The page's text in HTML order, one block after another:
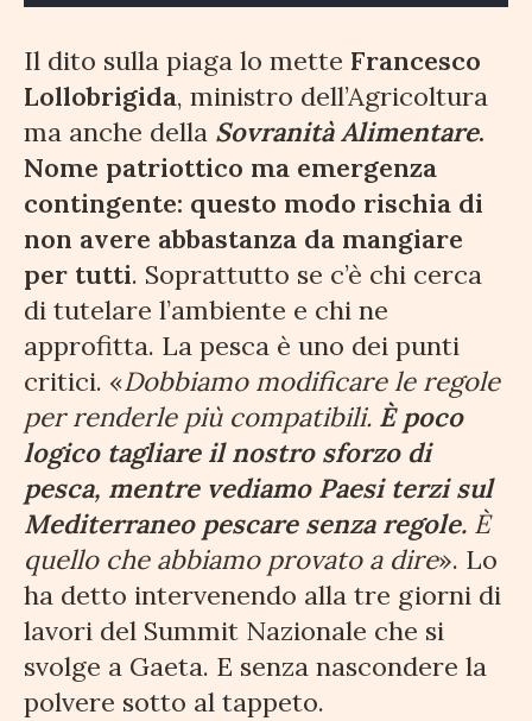
Il dito sulla piaga lo mette Francesco
Lollobrigida, ministro dell’Agricoltura
ma anche della Sovranità Alimentare.
Nome patriottico ma emergenza
contingente: questo modo rischia di
non avere abbastanza da mangiare
per tutti. Soprattutto se c’è chi cerca
di tutelare l’ambiente e chi ne
approfitta. La pesca è uno dei punti
critici. «Dobbiamo modificare le regole
per renderle più compatibili. È poco
logico tagliare il nostro sforzo di
pesca, mentre vediamo Paesi terzi sul
Mediterraneo pescare senza regole. È
quello che abbiamo provato a dire». Lo
ha detto intervenendo alla tre giorni di
lavori del Summit Nazionale che si
svolge a Gaeta. E senza nascondere la
polvere sotto al tappeto.